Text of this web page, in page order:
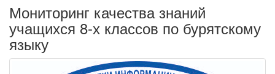
Мониторинг качества знаний
учащихся 8-х классов по бурятскому
языку